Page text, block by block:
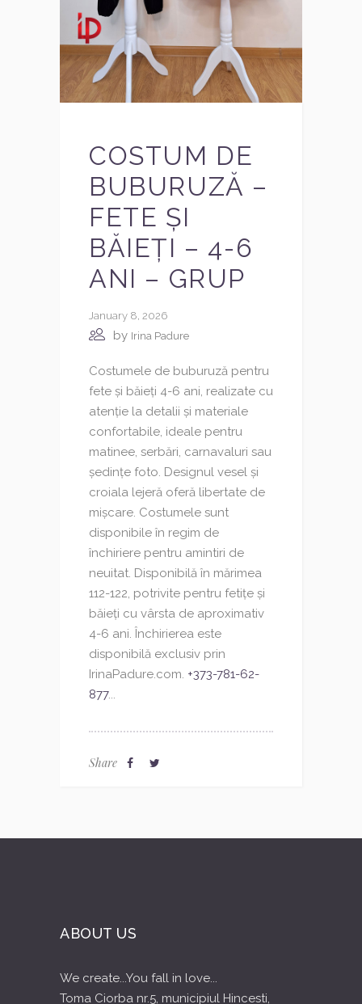
COSTUM DE
BUBURUZĂ –
FETE ȘI
BĂIEȚI – 4-6
ANI – GRUP
January 8, 2026
by Irina Padure
Costumele de buburuză pentru
fete și băieți 4-6 ani, realizate cu
atenție la detalii și materiale
confortabile, ideale pentru
matinee, serbări, carnavaluri sau
ședințe foto. Designul vesel și
croiala lejeră oferă libertate de
mișcare. Costumele sunt
disponibile în regim de
închiriere pentru amintiri de
neuitat. Disponibilă în mărimea
112-122, potrivite pentru fetițe și
băieți cu vârsta de aproximativ
4-6 ani. Închirierea este
disponibilă exclusiv prin
IrinaPadure.com. +373-781-62-
877...
Share
ABOUT US
We create...You fall in love...
Toma Ciorba nr.5, municipiul Hincesti,